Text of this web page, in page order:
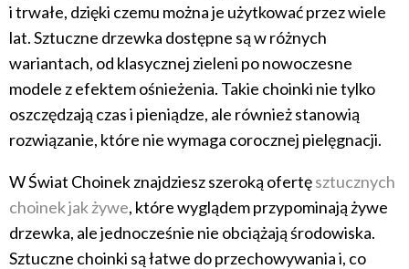
i trwałe, dzięki czemu można je użytkować przez wiele
lat. Sztuczne drzewka dostępne są w różnych
wariantach, od klasycznej zieleni po nowoczesne
modele z efektem ośnieżenia. Takie choinki nie tylko
oszczędzają czas i pieniądze, ale również stanowią
rozwiązanie, które nie wymaga corocznej pielęgnacji.
W Świat Choinek znajdziesz szeroką ofertęsztucznych
choinek jak żywe, które wyglądem przypominają żywe
drzewka, ale jednocześnie nie obciążają środowiska.
Sztuczne choinki są łatwe do przechowywania i, co